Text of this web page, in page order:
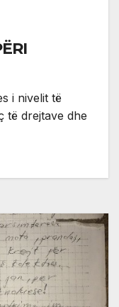
i nivelit të
të drejtave dhe